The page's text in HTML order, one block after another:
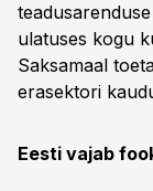
ulatuses kogu
Saksamaal
erasektori
Eesti vajab